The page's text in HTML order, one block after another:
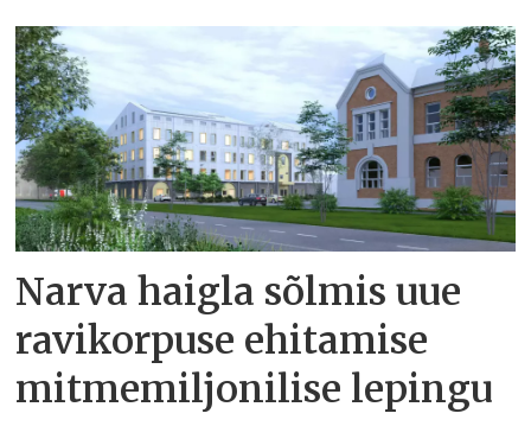
Narva haigla sõlmis uue
ravikorpuse ehitamise
mitmemiljonilise lepingu